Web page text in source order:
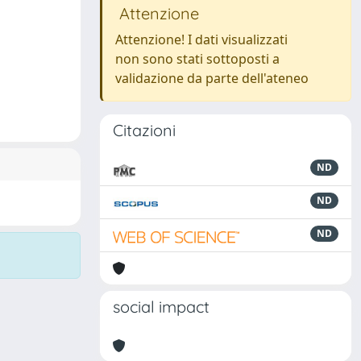
Attenzione
Attenzione! I dati visualizzati
non sono stati sottoposti a
validazione da parte dell'ateneo
Citazioni
ND
ND
ND
social impact